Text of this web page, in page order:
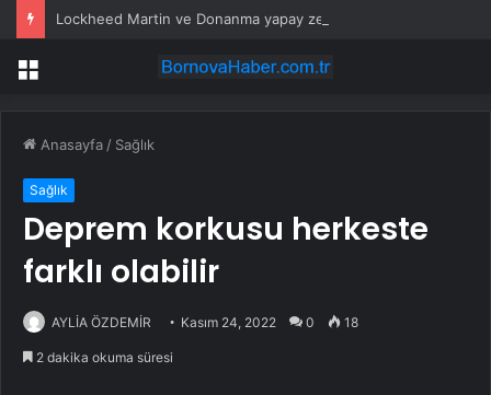
Menü
Anasayfa / Sağlık
Sağlık
Deprem korkusu herkeste
farklı olabilir
AYLİA ÖZDEMİR Kasım 24, 2022 0 18
2 dakika okuma süresi